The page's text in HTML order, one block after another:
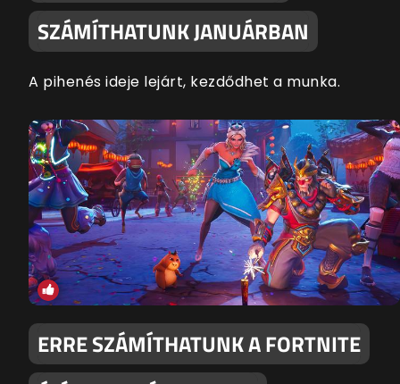
SZÁMÍTHATUNK JANUÁRBAN
A pihenés ideje lejárt, kezdődhet a munka.
ERRE SZÁMÍTHATUNK A FORTNITE